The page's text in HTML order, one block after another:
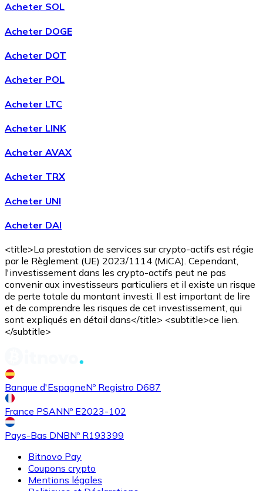
Acheter SOL
Acheter DOGE
Acheter DOT
Acheter POL
Acheter LTC
Acheter LINK
Acheter AVAX
Acheter TRX
Acheter UNI
Acheter DAI
<title>La prestation de services sur crypto-actifs est régie
par le Règlement (UE) 2023/1114 (MiCA). Cependant,
l'investissement dans les crypto-actifs peut ne pas
convenir aux investisseurs particuliers et il existe un risque
de perte totale du montant investi. Il est important de lire
et de comprendre les risques de cet investissement, qui
sont expliqués en détail dans</title> <subtitle>ce lien.
</subtitle>
Banque d'EspagneNº Registro D687
France PSANNº E2023-102
Pays-Bas DNBNº R193399
Bitnovo Pay
Coupons crypto
Mentions légales